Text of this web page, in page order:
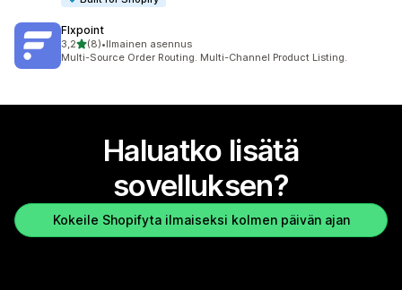
Flxpoint
3,2/ 5 tähteä
(8)
8 arvostelua yhteensä
•Ilmainen asennus
Multi-Source Order Routing. Multi-Channel Product Listing.
Haluatko lisätä
sovelluksen?
Kokeile Shopifyta ilmaiseksi kolmen päivän ajan